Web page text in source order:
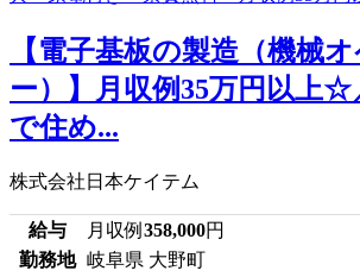
【電子基板の製造（機械
ー）】月収例35万円以上☆
で住め...
株式会社日本ケイテム
給与 月収例 358,000円
勤務地 岐阜県 大野町